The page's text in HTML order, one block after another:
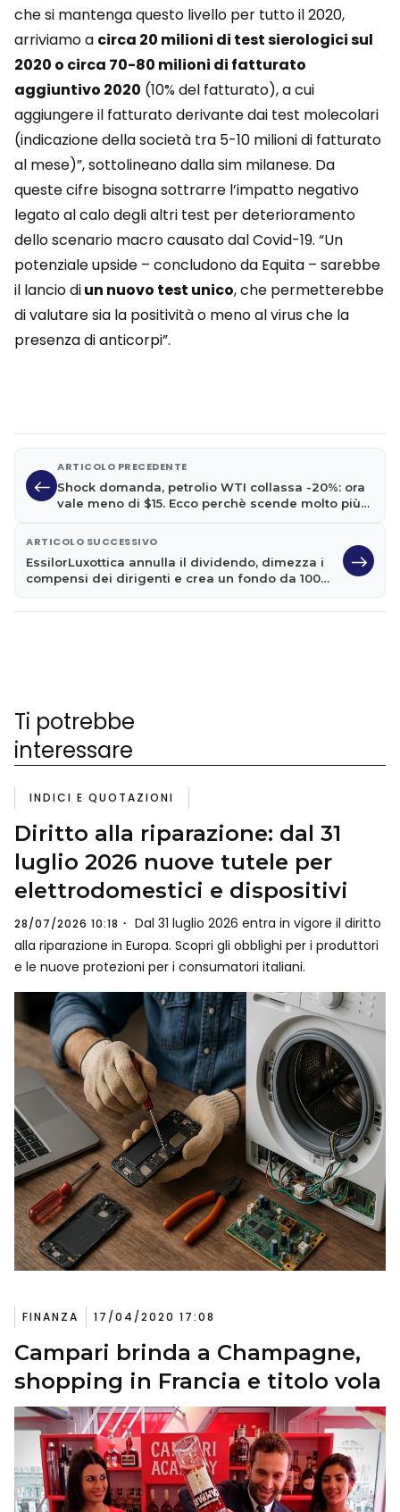
che si mantenga questo livello per tutto il 2020,
arriviamo a circa 20 milioni di test sierologici sul
2020 o circa 70-80 milioni di fatturato
aggiuntivo 2020 (10% del fatturato), a cui
aggiungere il fatturato derivante dai test molecolari
(indicazione della società tra 5-10 milioni di fatturato
al mese)”, sottolineano dalla sim milanese. Da
queste cifre bisogna sottrarre l’impatto negativo
legato al calo degli altri test per deterioramento
dello scenario macro causato dal Covid-19. “Un
potenziale upside – concludono da Equita – sarebbe
il lancio diun nuovo test unico, che permetterebbe
di valutare sia la positività o meno al virus che la
presenza di anticorpi”.
ARTICOLO PRECEDENTE
Shock domanda, petrolio WTI collassa -20%: ora
vale meno di $15. Ecco perchè scende molto più
ARTICOLO SUCCESSIVO
EssilorLuxottica annulla il dividendo, dimezza i
compensi dei dirigenti e crea un fondo da 100
Ti potrebbe
interessare
INDICI E QUOTAZIONI
Diritto alla riparazione: dal 31
luglio 2026 nuove tutele per
elettrodomestici e dispositivi
28/07/2026 10:18
Dal 31 luglio 2026 entra in vigore il diritto
alla riparazione in Europa. Scopri gli obblighi per i produttori
e le nuove protezioni per i consumatori italiani.
FINANZA 17/04/2020 17:08
Campari brinda a Champagne,
shopping in Francia e titolo vola